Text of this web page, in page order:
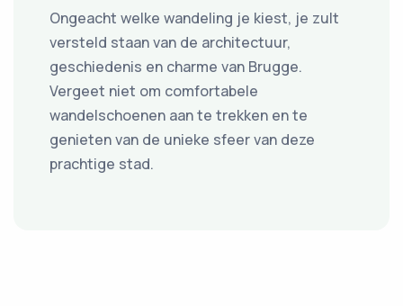
Ongeacht welke wandeling je kiest, je zult
versteld staan van de architectuur,
geschiedenis en charme van Brugge.
Vergeet niet om comfortabele
wandelschoenen aan te trekken en te
genieten van de unieke sfeer van deze
prachtige stad.